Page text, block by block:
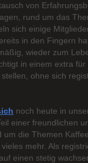
von
rund um das
sich einige
in den Fingern
wieder zum
in einem extra
ohne sich
noch heute in
einer freundlichen
um die Themen
mehr. Als
einen stetig